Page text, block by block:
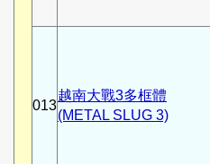
013
越南大戰3多框體
(METAL SLUG 3)